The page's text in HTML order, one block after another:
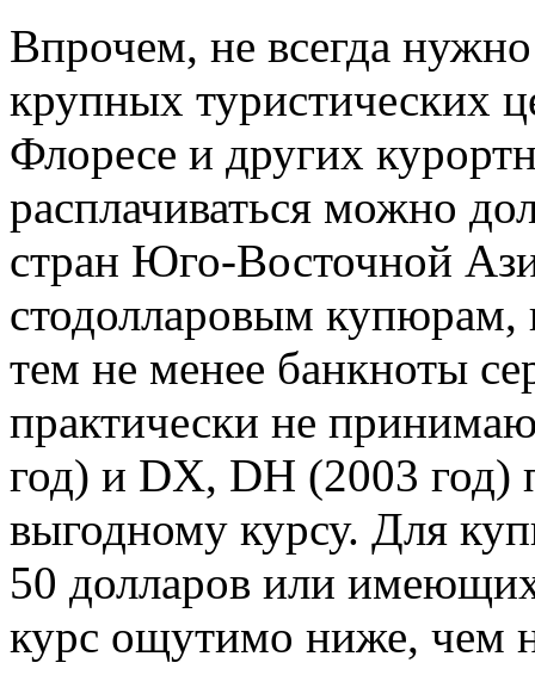
Впрочем, не всегда
крупных туристических
Флоресе и других
расплачиваться можно
стран Юго-Восточной
стодолларовым
тем не менее банкноты
практически не
год) и DХ, DH (2003 год)
выгодному курсу. Для
50 долларов или
курс ощутимо ниже, чем